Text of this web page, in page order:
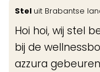
Stel uit Brabantse
Hoi hoi, wij stel
bij de
azzura